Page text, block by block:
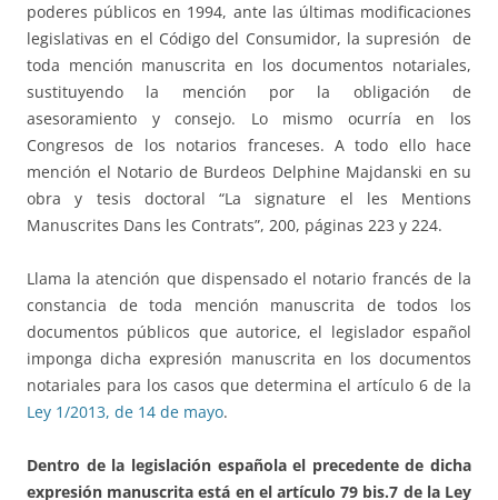
poderes públicos en 1994, ante las últimas modificaciones
legislativas en el Código del Consumidor, la supresión de
toda mención manuscrita en los documentos notariales,
sustituyendo la mención por la obligación de
asesoramiento y consejo. Lo mismo ocurría en los
Congresos de los notarios franceses. A todo ello hace
mención el Notario de Burdeos Delphine Majdanski en su
obra y tesis doctoral “La signature el les Mentions
Manuscrites Dans les Contrats”, 200, páginas 223 y 224.
Llama la atención que dispensado el notario francés de la
constancia de toda mención manuscrita de todos los
documentos públicos que autorice, el legislador español
imponga dicha expresión manuscrita en los documentos
notariales para los casos que determina el artículo 6 de la
Ley 1/2013, de 14 de mayo.
Dentro de la legislación española el precedente de dicha
expresión manuscrita está en el artículo 79 bis.7 de la Ley